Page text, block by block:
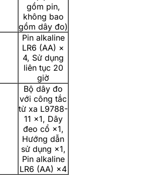
gồm pin,
không bao
gồm dây đo)
Pin alkaline
LR6 (AA) ×
4, Sử dụng
liên tục 20
giờ
Bộ dây đo
với công tắc
từ xa L9788-
11 ×1, Dây
đeo cổ ×1,
Hướng dẫn
sử dụng ×1,
Pin alkaline
LR6 (AA) ×4